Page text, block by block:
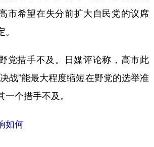
市希望在失分前扩大自民党的议席
措手不及。日媒评论称，高市此
战”能最大程度缩短在野党的选举准
一个措手不及。
如何